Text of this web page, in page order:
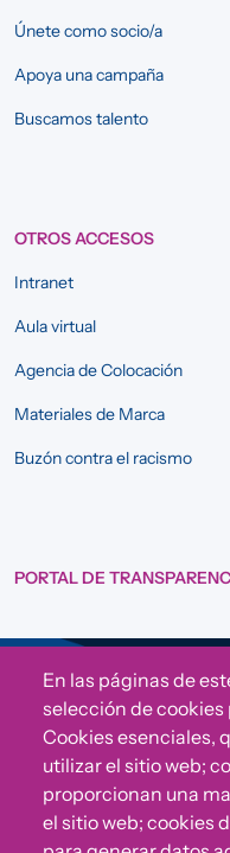
Únete como socio/a
Apoya una campaña
Buscamos talento
OTROS ACCESOS
Intranet
Aula virtual
Agencia de Colocación
Materiales de Marca
Buzón contra el racismo
PORTAL DE
Sigue a Comunidad
En las páginas de
selección de cookies
Cookies esenciales,
utilizar el sitio web;
proporcionan una
el sitio web; cookies